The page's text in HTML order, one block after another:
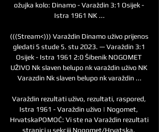
ožujka kolo: Dinamo - Varaždin 3:1 Osijek -
Istra 1961 NK ...
(((Stream<))) Varaždin Dinamo uživo prijenos
gledati 5 stude 5. stu 2023. — Varaždin 3:1
Osijek - Istra 1961 2:0 Šibenik NOGOMET
UŽIVO Nk slaven belupo nk varaždin uživo NK
Varazdin Nk slaven belupo nk varaždin ...
Varaždin rezultati uživo, rezultati, raspored,
Istra 1961 - Varaždin uživo | Nogomet,
HrvatskaPOMOĆ: Vi ste na Varaždin rezultati
stranici u sekciji Nogomet/Hrvatska.